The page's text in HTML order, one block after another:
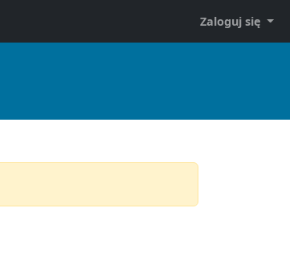
Zaloguj się